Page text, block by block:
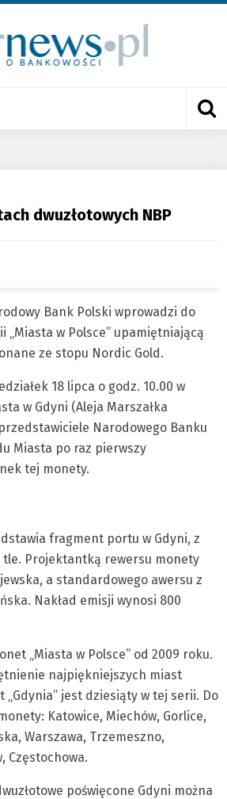
dwuzłotowych NBP
Bank Polski wprowadzi do
„Miasta w Polsce” upamiętniającą
ze stopu Nordic Gold.
18 lipca o godz. 10.00 w
w Gdyni (Aleja Marszałka
Narodowego Banku
Miasta po raz pierwszy
tej monety.
fragment portu w Gdyni, z
tle. Projektantką rewersu monety
a standardowego awersu z
Nakład emisji wynosi 800
„Miasta w Polsce” od 2009 roku.
najpiękniejszych miast
„Gdynia” jest dziesiąty w tej serii. Do
Katowice, Miechów, Gorlice,
Warszawa, Trzemeszno,
Częstochowa.
poświęcone Gdyni można